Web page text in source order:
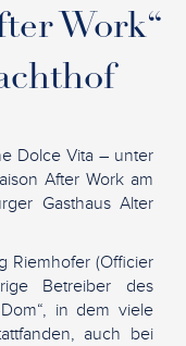
Work“
Dolce Vita – unter
After Work am
Gasthaus Alter
Riemhofer (Officier
Betreiber des
in dem viele
auch bei